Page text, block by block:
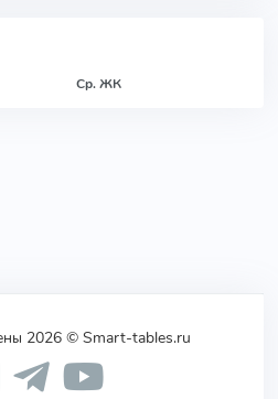
Ср. ЖК
2026 © Smart-tables.ru